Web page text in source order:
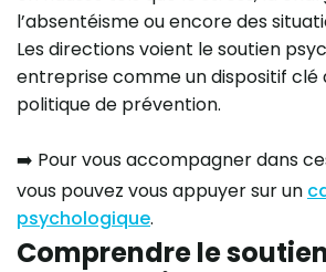
l’absentéisme ou encore des
Les directions voient le soutien
entreprise comme un dispositif clé
politique de prévention.
➡️ Pour vous accompagner dans
vous pouvez vous appuyer sur un
psychologique.
Comprendre le